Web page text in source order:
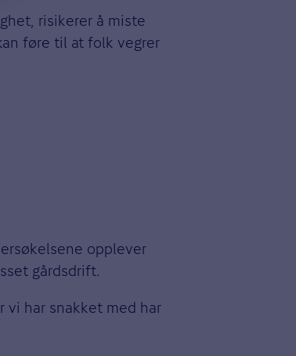
risikerer å miste
føre til at folk vegrer
opplever
gårdsdrift.
vi har snakket med har